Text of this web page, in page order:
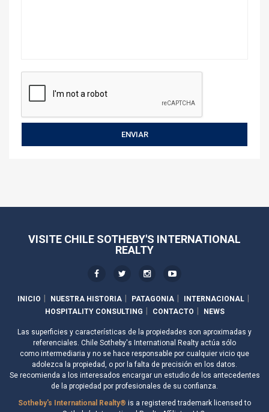
VISITE CHILE SOTHEBY'S INTERNATIONAL
REALTY
INICIO NUESTRA HISTORIA PATAGONIA
INTERNACIONAL
HOSPITALITY CONSULTING
CONTACTO NEWS
Las superficies y características de la propiedades son aproximadas y
referenciales. Chile Sotheby's International Realty actúa sólo
como intermediaria y no se hace responsable por cualquier vicio que
adolezca la propiedad, o por la falta de precisión en los datos.
Se recomienda a los interesados encargar un estudio de los antecedentes
de la propiedad por profesionales de su confianza.
Sotheby's International Realty® is a registered trademark licensed to